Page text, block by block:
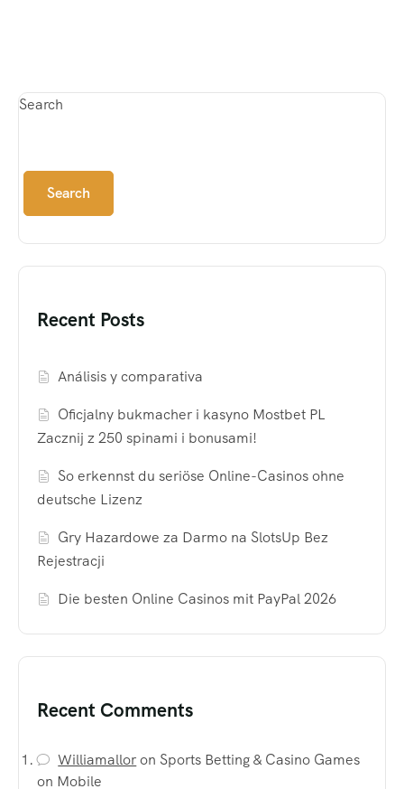
Search
Search
Recent Posts
Análisis y comparativa
Oficjalny bukmacher i kasyno Mostbet PL
Zacznij z 250 spinami i bonusami!
So erkennst du seriöse Online-Casinos ohne
deutsche Lizenz
Gry Hazardowe za Darmo na SlotsUp Bez
Rejestracji
Die besten Online Casinos mit PayPal 2026
Recent Comments
Williamalloron Sports Betting & Casino Games
on Mobile